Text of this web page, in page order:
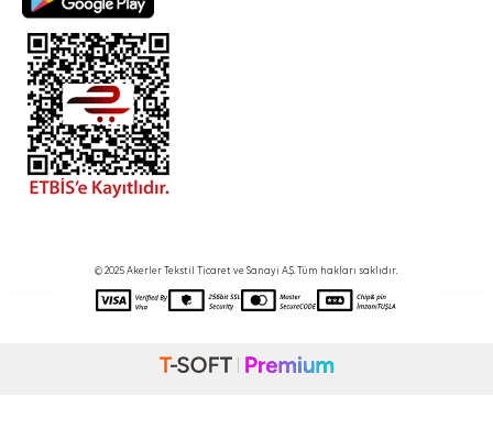
© 2025 Akerler Tekstil Ticaret ve Sanayi A.Ş. Tüm hakları saklıdır.